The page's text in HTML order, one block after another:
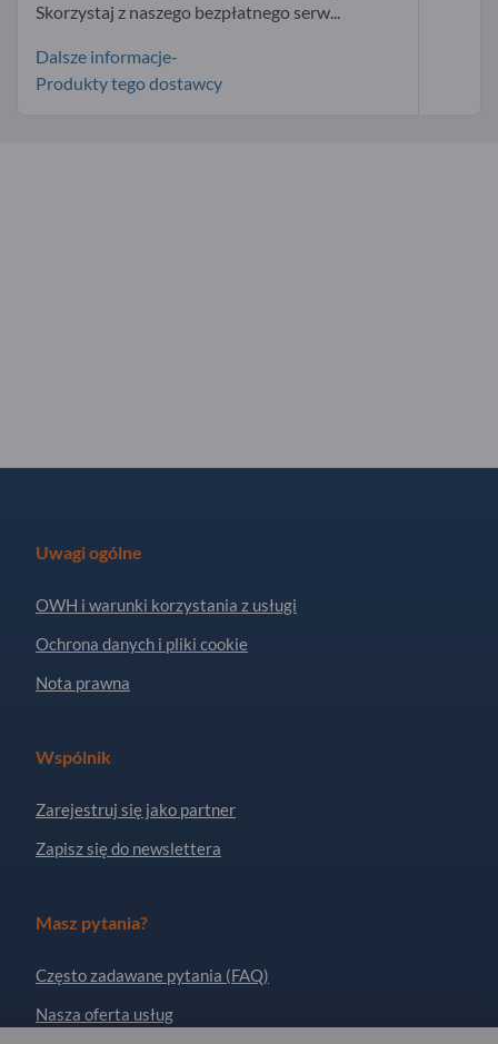
Skorzystaj z naszego bezpłatnego serw...
Dalsze informacje-
Produkty tego dostawcy
Uwagi ogólne
OWH i warunki korzystania z usługi
Ochrona danych i pliki cookie
Nota prawna
Wspólnik
Zarejestruj się jako partner
Zapisz się do newslettera
Masz pytania?
Często zadawane pytania (FAQ)
Nasza oferta usług